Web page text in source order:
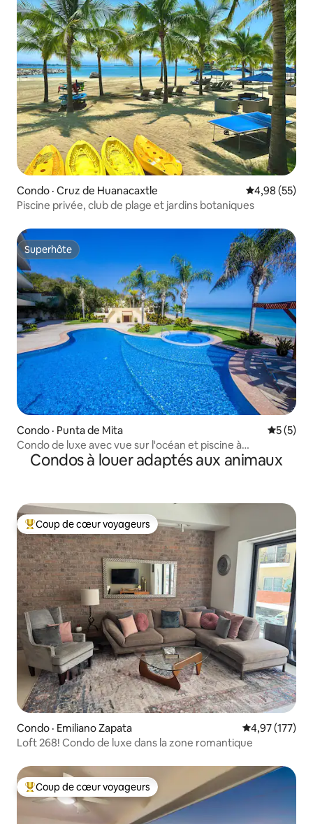
Condo · Cruz de Huanacaxtle Note
4,98 (55)
Piscine privée, club de plage et jardins botaniques
Superhôte
Superhôte
Condo · Punta de Mita Note
5 (5)
Condo de luxe avec vue sur l'océan et piscine à
débordement
Condos à louer adaptés aux animaux
Coup de cœur voyageurs parmi les plus aimés
Coup de cœur voyageurs
Condo · Emiliano Zapata Note
4,97 (177)
Loft 268! Condo de luxe dans la zone romantique
Coup de cœur voyageurs parmi les plus aimés
Coup de cœur voyageurs